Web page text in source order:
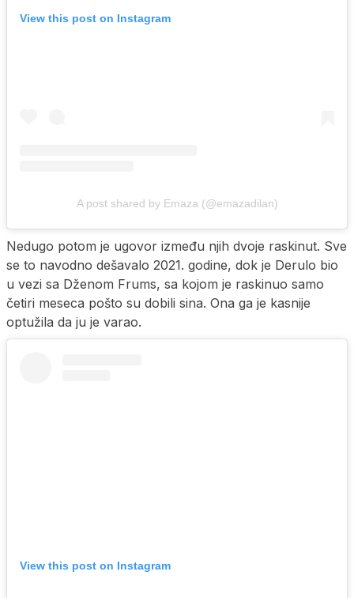
View this post on Instagram
A post shared by Emaza (@emazadilan)
Nedugo potom je ugovor između njih dvoje raskinut. Sve
se to navodno dešavalo 2021. godine, dok je Derulo bio
u vezi sa Dženom Frums, sa kojom je raskinuo samo
četiri meseca pošto su dobili sina. Ona ga je kasnije
optužila da ju je varao.
View this post on Instagram